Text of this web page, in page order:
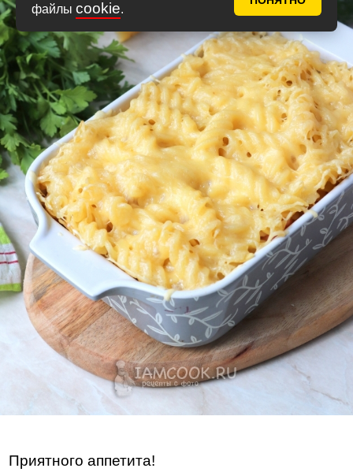
файлы cookie.
Приятного аппетита!